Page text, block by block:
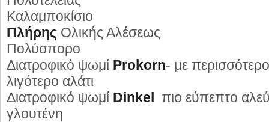
Καλαμποκίσιο
Πλήρης Ολικής Αλέσεως
Πολύσπορο
Διατροφικό ψωμί Prokorn- με
λιγότερο αλάτι
Διατροφικό ψωμί Dinkel πιο εύπεπτο
γλουτένη